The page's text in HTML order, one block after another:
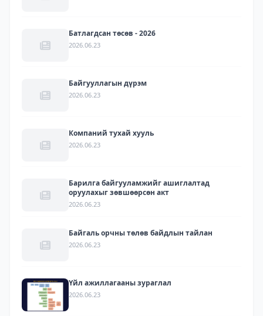
Батлагдсан төсөв - 2026
2026.06.23
Байгууллагын дүрэм
2026.06.23
Компаний тухай хууль
2026.06.23
Барилга байгууламжийг ашиглалтад
оруулахыг зөвшөөрсөн акт
2026.06.23
Байгаль орчны төлөв байдлын тайлан
2026.06.23
Үйл ажиллагааны зураглал
2026.06.23